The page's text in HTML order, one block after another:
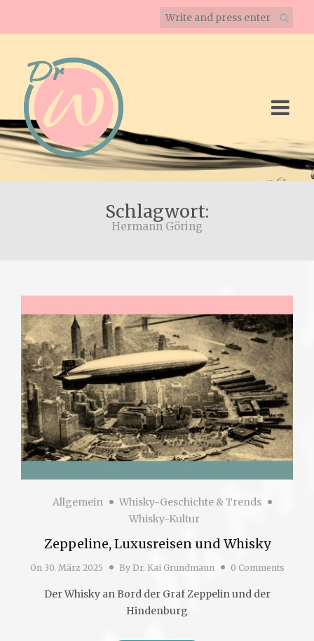
Schlagwort:
Hermann Göring
Allgemein
Whisky-Geschichte & Trends
Whisky-Kultur
Zeppeline, Luxusreisen und Whisky
On 30. März 2025 By Dr. Kai Grundmann 0 Comments
Der Whisky an Bord der Graf Zeppelin und der
Hindenburg